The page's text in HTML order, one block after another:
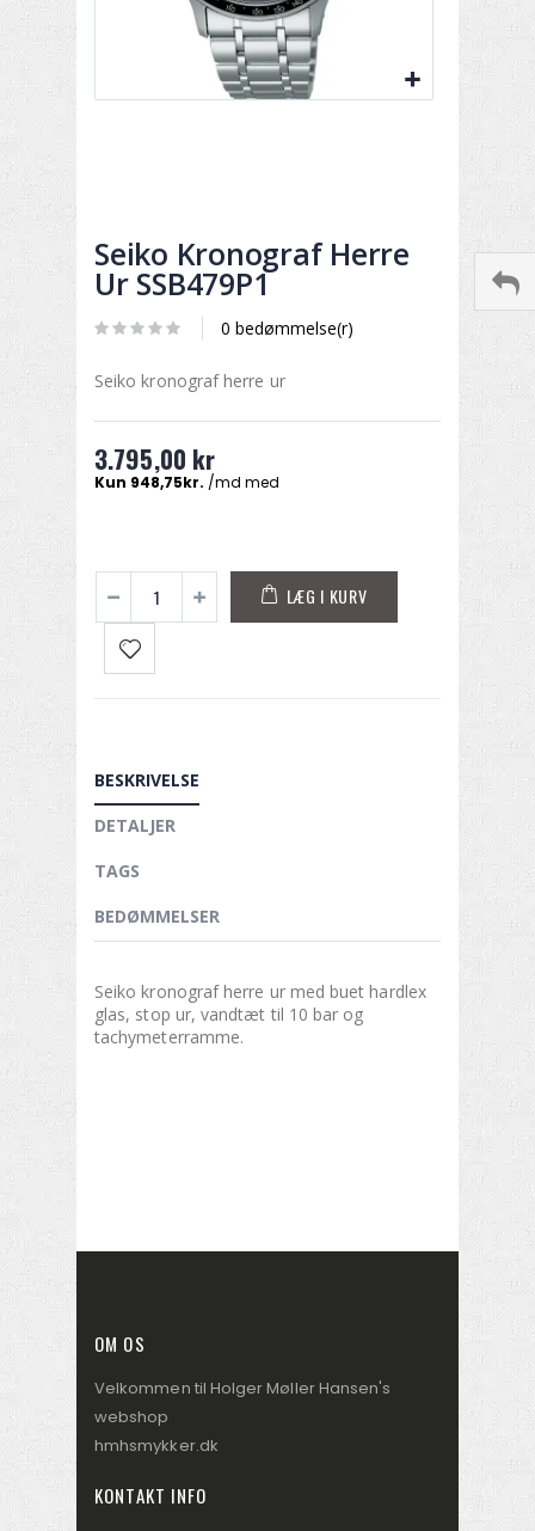
Seiko Kronograf Herre
Ur SSB479P1
0 bedømmelse(r)
Seiko kronograf herre ur
3.795,00 kr
LÆG I KURV
BESKRIVELSE
DETALJER
TAGS
BEDØMMELSER
Seiko kronograf herre ur med buet hardlex
glas, stop ur, vandtæt til 10 bar og
tachymeterramme.
OM OS
Velkommen til Holger Møller Hansen's
webshop
hmhsmykker.dk
KONTAKT INFO